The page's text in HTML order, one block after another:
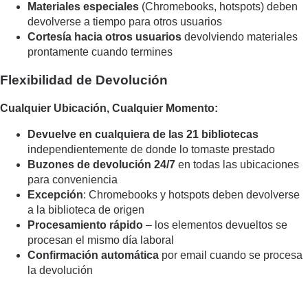
Materiales especiales (Chromebooks, hotspots) deben
devolverse a tiempo para otros usuarios
Cortesía hacia otros usuarios devolviendo materiales
prontamente cuando termines
Flexibilidad de Devolución
Cualquier Ubicación, Cualquier Momento:
Devuelve en cualquiera de las 21 bibliotecas
independientemente de donde lo tomaste prestado
Buzones de devolución 24/7 en todas las ubicaciones
para conveniencia
Excepción: Chromebooks y hotspots deben devolverse
a la biblioteca de origen
Procesamiento rápido – los elementos devueltos se
procesan el mismo día laboral
Confirmación automática por email cuando se procesa
la devolución